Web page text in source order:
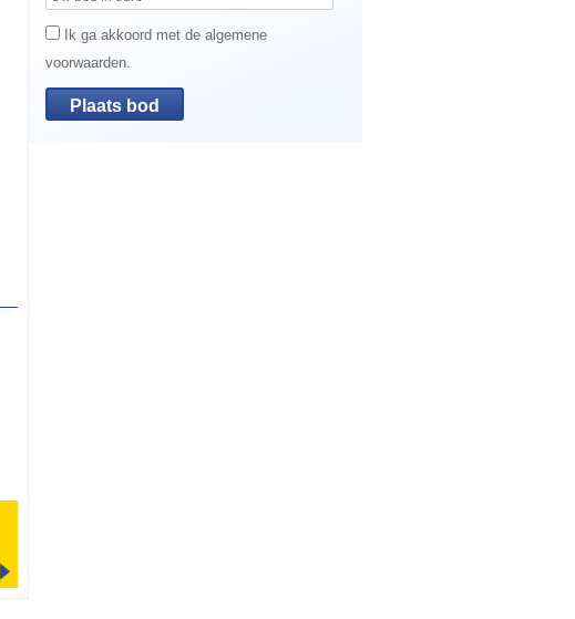
Ik ga akkoord met de algemene
voorwaarden.